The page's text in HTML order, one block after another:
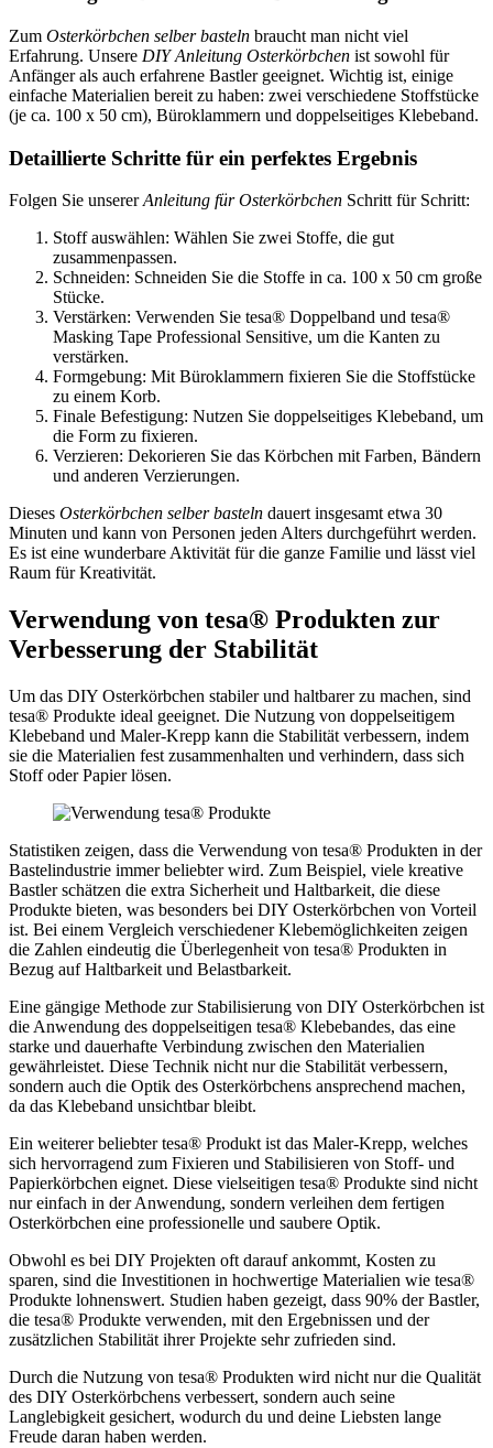
Zum Osterkörbchen selber basteln braucht man nicht viel
Erfahrung. Unsere DIY Anleitung Osterkörbchen ist sowohl für
Anfänger als auch erfahrene Bastler geeignet. Wichtig ist, einige
einfache Materialien bereit zu haben: zwei verschiedene Stoffstücke
(je ca. 100 x 50 cm), Büroklammern und doppelseitiges Klebeband.
Detaillierte Schritte für ein perfektes Ergebnis
Folgen Sie unsererAnleitung für Osterkörbchen Schritt für Schritt:
Stoff auswählen: Wählen Sie zwei Stoffe, die gut
zusammenpassen.
Schneiden: Schneiden Sie die Stoffe in ca. 100 x 50 cm große
Stücke.
Verstärken: Verwenden Sie tesa® Doppelband und tesa®
Masking Tape Professional Sensitive, um die Kanten zu
verstärken.
Formgebung: Mit Büroklammern fixieren Sie die Stoffstücke
zu einem Korb.
Finale Befestigung: Nutzen Sie doppelseitiges Klebeband, um
die Form zu fixieren.
Verzieren: Dekorieren Sie das Körbchen mit Farben, Bändern
und anderen Verzierungen.
Dieses Osterkörbchen selber basteln dauert insgesamt etwa 30
Minuten und kann von Personen jeden Alters durchgeführt werden.
Es ist eine wunderbare Aktivität für die ganze Familie und lässt viel
Raum für Kreativität.
Verwendung von tesa® Produkten zur
Verbesserung der Stabilität
Um das DIY Osterkörbchen stabiler und haltbarer zu machen, sind
tesa® Produkte ideal geeignet. Die Nutzung von doppelseitigem
Klebeband und Maler-Krepp kann die Stabilität verbessern, indem
sie die Materialien fest zusammenhalten und verhindern, dass sich
Stoff oder Papier lösen.
Statistiken zeigen, dass die Verwendung von tesa® Produkten in der
Bastelindustrie immer beliebter wird. Zum Beispiel, viele kreative
Bastler schätzen die extra Sicherheit und Haltbarkeit, die diese
Produkte bieten, was besonders bei DIY Osterkörbchen von Vorteil
ist. Bei einem Vergleich verschiedener Klebemöglichkeiten zeigen
die Zahlen eindeutig die Überlegenheit von tesa® Produkten in
Bezug auf Haltbarkeit und Belastbarkeit.
Eine gängige Methode zur Stabilisierung von DIY Osterkörbchen ist
die Anwendung des doppelseitigen tesa® Klebebandes, das eine
starke und dauerhafte Verbindung zwischen den Materialien
gewährleistet. Diese Technik nicht nur die Stabilität verbessern,
sondern auch die Optik des Osterkörbchens ansprechend machen,
da das Klebeband unsichtbar bleibt.
Ein weiterer beliebter tesa® Produkt ist das Maler-Krepp, welches
sich hervorragend zum Fixieren und Stabilisieren von Stoff- und
Papierkörbchen eignet. Diese vielseitigen tesa® Produkte sind nicht
nur einfach in der Anwendung, sondern verleihen dem fertigen
Osterkörbchen eine professionelle und saubere Optik.
Obwohl es bei DIY Projekten oft darauf ankommt, Kosten zu
sparen, sind die Investitionen in hochwertige Materialien wie tesa®
Produkte lohnenswert. Studien haben gezeigt, dass 90% der Bastler,
die tesa® Produkte verwenden, mit den Ergebnissen und der
zusätzlichen Stabilität ihrer Projekte sehr zufrieden sind.
Durch die Nutzung von tesa® Produkten wird nicht nur die Qualität
des DIY Osterkörbchens verbessert, sondern auch seine
Langlebigkeit gesichert, wodurch du und deine Liebsten lange
Freude daran haben werden.